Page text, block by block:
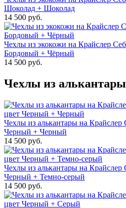
Шоколад + Шоколад
14 500 руб.
Чехлы из экокожи на Крайслер
Бордовый + Чёрный
14 500 руб.
Чехлы из
Чехлы из алькантары на Крайслер
Черный + Черный
14 500 руб.
Чехлы из алькантары на Крайслер
Черный + Темно-серый
14 500 руб.